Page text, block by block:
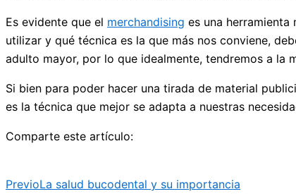
Es evidente que el merchandising es una
utilizar y qué técnica es la que más nos conviene,
adulto mayor, por lo que idealmente, tendremos a la
Si bien para poder hacer una tirada de material
es la técnica que mejor se adapta a nuestras
Comparte este artículo:
PrevioLa salud bucodental y su importancia